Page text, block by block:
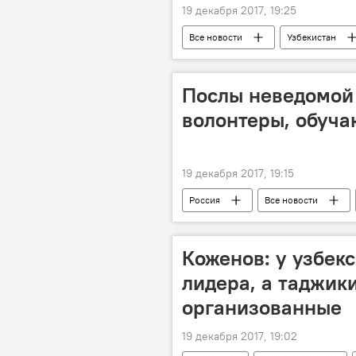
19 декабря 2017, 19:25
Все новости Узбекистан
Послы
волонтеры,
19 декабря 2017, 19:15
Россия Все новости
Коженов: у
лидера, а
организованные
19 декабря 2017, 19:02